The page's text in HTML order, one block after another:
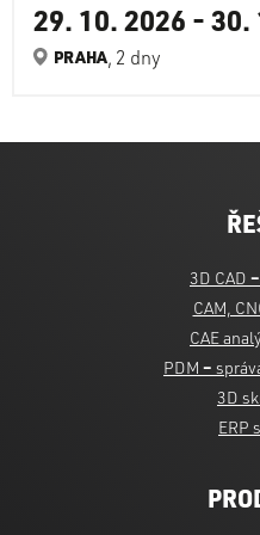
29. 10. 2026 -30.
PRAHA, 2 dny
3D CAD –
CAM,
CAE
PDM –
3D
ERP